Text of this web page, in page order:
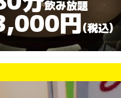
飲み放題
円(税込)